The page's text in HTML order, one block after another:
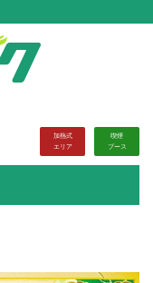
加熱式
エリア
喫煙
ブース